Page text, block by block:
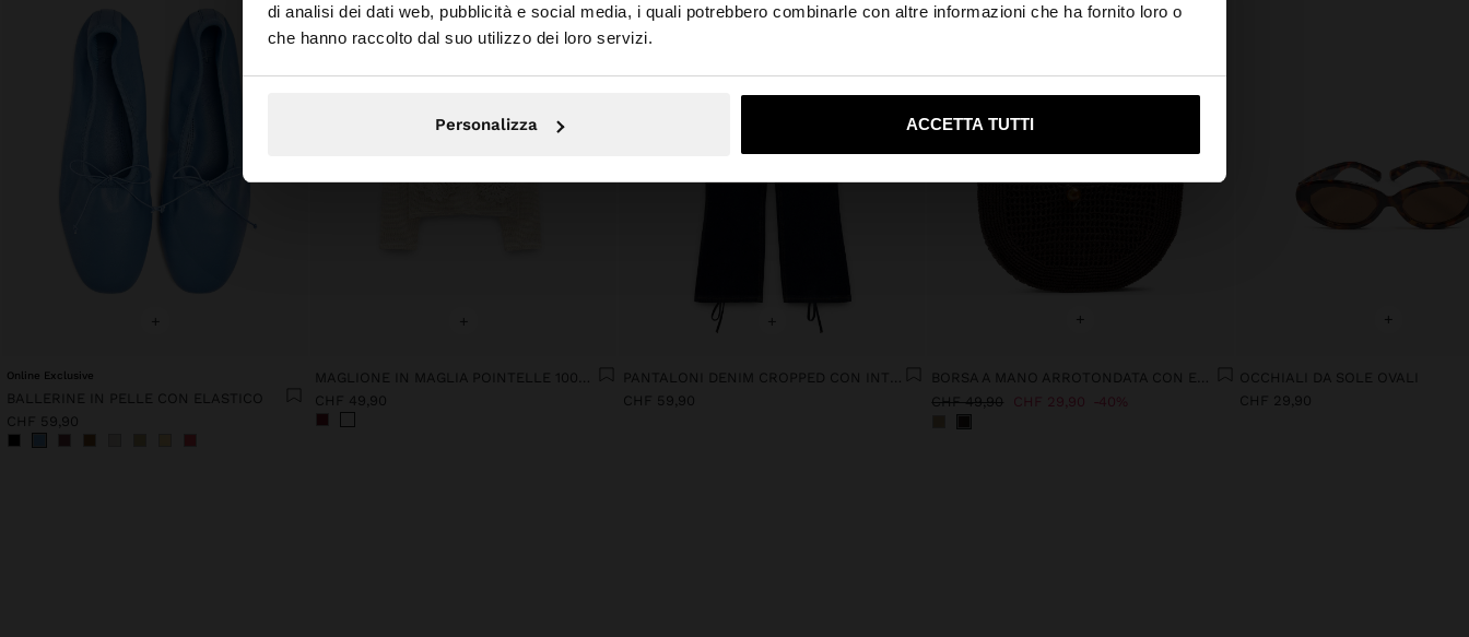
di analisi dei dati web, pubblicità e social media, i quali potrebbero combinarle con altre informazioni che ha fornito loro o
che hanno raccolto dal suo utilizzo dei loro servizi.
Personalizza ACCETTA TUTTI
Stai accedendo al sito da Svizzera. Vuoi navigare sul nostro sito United States?
No, resta in Svizzera Sì, portami su United States
+
Online Exclusive
BALLERINE IN PELLE CON ELASTICO
CHF 59,90
+
CHF 49,90
+
CHF 59,90
+
CHF 49,90 CHF 29,90 40%
+
OCCHIALI DA SOLE OVALI
CHF 29,90